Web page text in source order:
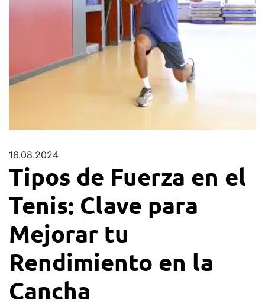
16.08.2024
Tipos de Fuerza en el
Tenis: Clave para
Mejorar tu
Rendimiento en la
Cancha